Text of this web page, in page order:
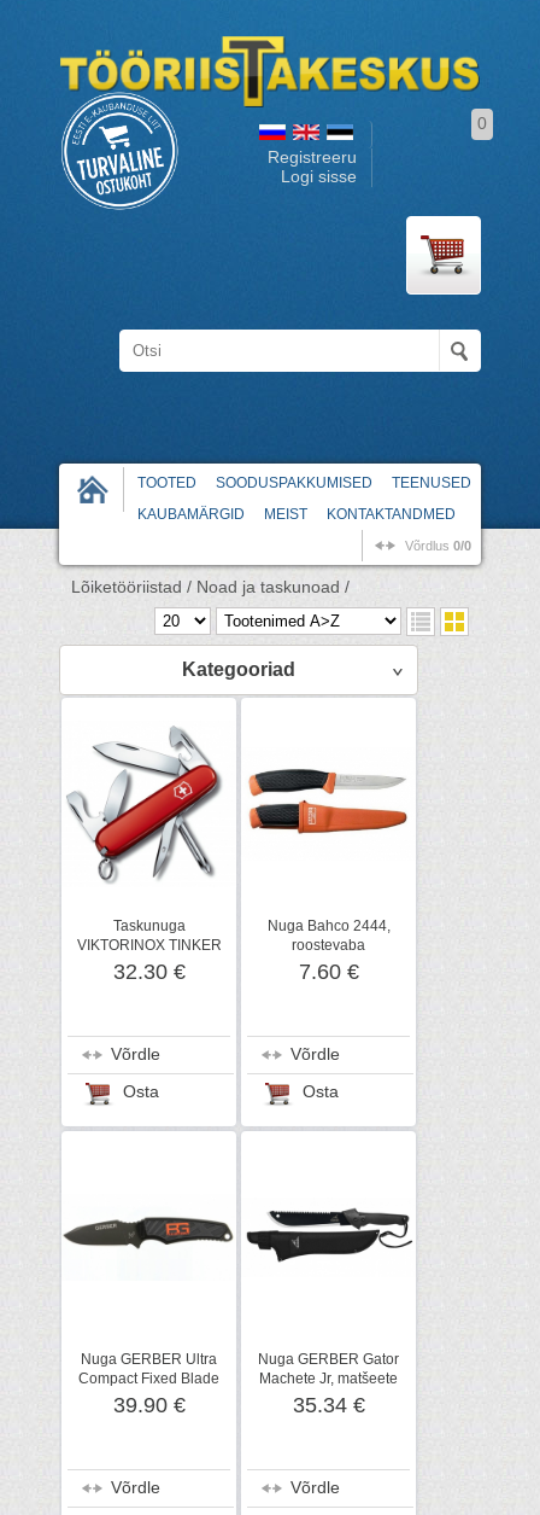
Registreeru
Logi sisse
0
TOOTED SOODUSPAKKUMISED
TEENUSED
KAUBAMÄRGID
MEIST KONTAKTANDMED
Võrdlus 0/0
Lõiketööriistad / Noad ja taskunoad /
Kategooriad
Taskunuga
VIKTORINOX TINKER
32.30 €
Võrdle
Osta
Nuga Bahco 2444,
roostevaba
7.60 €
Võrdle
Osta
Nuga GERBER Ultra
Compact Fixed Blade
39.90 €
Võrdle
Nuga GERBER Gator
Machete Jr, matšeete
35.34 €
Võrdle